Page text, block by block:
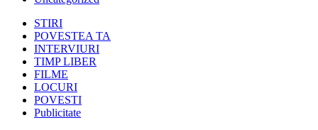
STIRI
POVESTEA TA
INTERVIURI
TIMP LIBER
FILME
LOCURI
POVESTI
Publicitate